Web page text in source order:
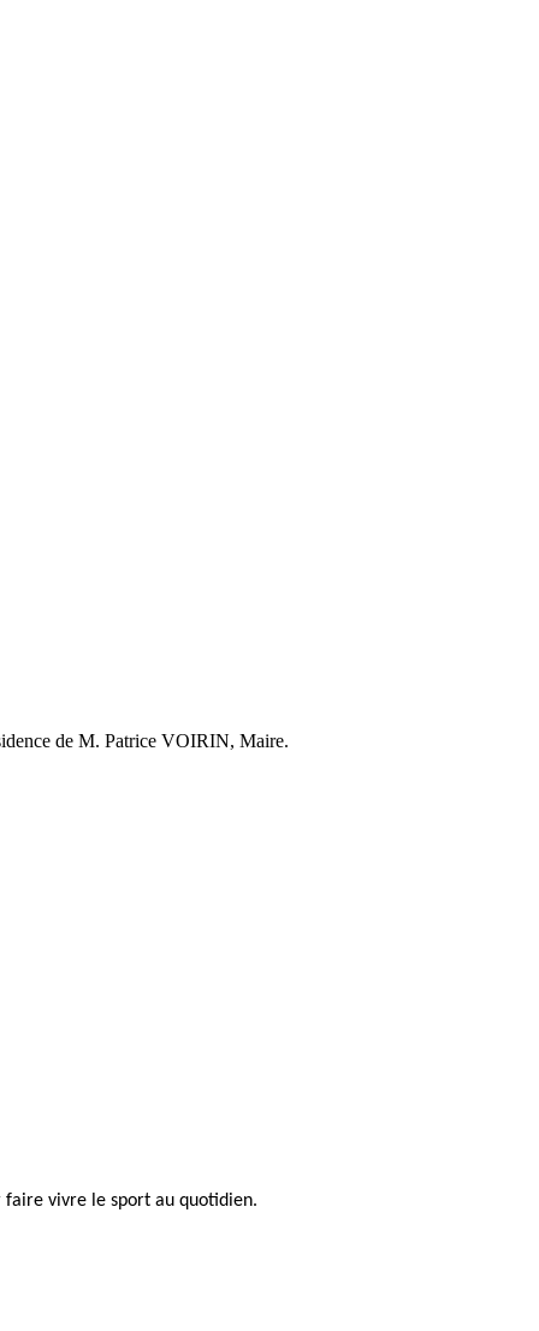
de M. Patrice VOIRIN, Maire.
faire vivre le sport au quotidien.